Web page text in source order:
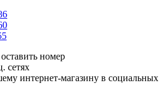
оставить номер
сетях
интернет-магазину в социальных